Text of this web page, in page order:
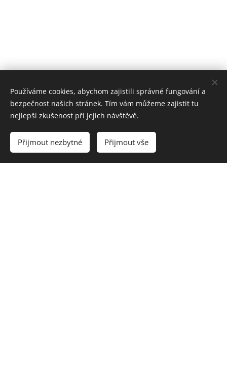
Používáme cookies, abychom zajistili správné fungování a
bezpečnost našich stránek. Tím vám můžeme zajistit tu
nejlepší zkušenost při jejich návštěvě.
Přijmout nezbytné Přijmout vše